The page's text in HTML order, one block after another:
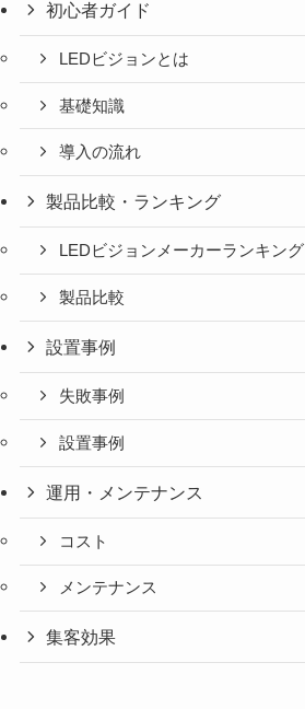
初心者ガイド
LEDビジョンとは
基礎知識
導入の流れ
製品比較・ランキング
LEDビジョンメーカーランキング
製品比較
設置事例
失敗事例
設置事例
運用・メンテナンス
コスト
メンテナンス
集客効果